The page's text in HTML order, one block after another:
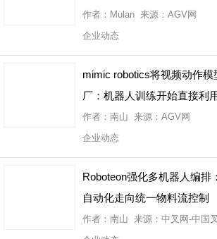
作者：Mulan 来源：AGV网
企业动态
mimic robotics将视频动作
厂：机器人训练开始直接利
作者：南山 来源：AGV网
企业动态
Roboteon强化多机器人编排
自动化走向统一物料流控制
作者：南山 来源：中叉网-中国